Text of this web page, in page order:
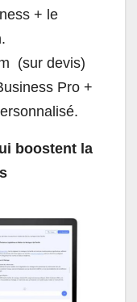
+ le
(sur devis)
Pro +
boostent la